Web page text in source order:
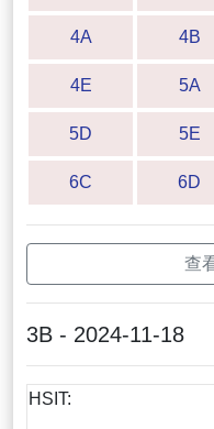
4A 4B
4E 5A
5D 5E
6C 6D
查
3B - 2024-11-18
HSIT: